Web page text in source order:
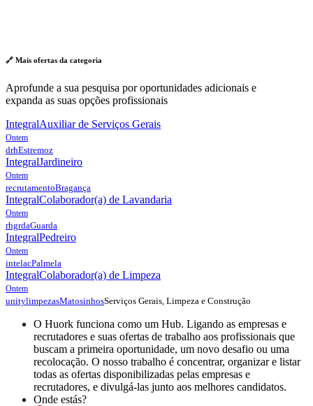
🔗 Mais ofertas da categoria
Aprofunde a sua pesquisa por oportunidades adicionais e
expanda as suas opções profissionais
IntegralAuxiliar de Serviços Gerais
Ontem
drhEstremoz
IntegralJardineiro
Ontem
recrutamentoBragança
IntegralColaborador(a) de Lavandaria
Ontem
rhgrdaGuarda
IntegralPedreiro
Ontem
intelacPalmela
IntegralColaborador(a) de Limpeza
Ontem
unitylimpezasMatosinhosServiços Gerais, Limpeza e Construção
O Huork funciona como um Hub. Ligando as empresas e
recrutadores e suas ofertas de trabalho aos profissionais que
buscam a primeira oportunidade, um novo desafio ou uma
recolocação. O nosso trabalho é concentrar, organizar e listar
todas as ofertas disponibilizadas pelas empresas e
recrutadores, e divulgá-las junto aos melhores candidatos.
Onde estás?